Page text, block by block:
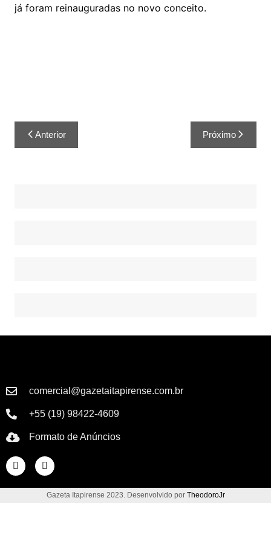
já foram reinauguradas no novo conceito.
Anterior Próximo
comercial@gazetaitapirense.com.br
+55 (19) 98422-4609
Formato de Anúncios
Gazeta Itapirense 2023. Desenvolvido por TheodoroJr